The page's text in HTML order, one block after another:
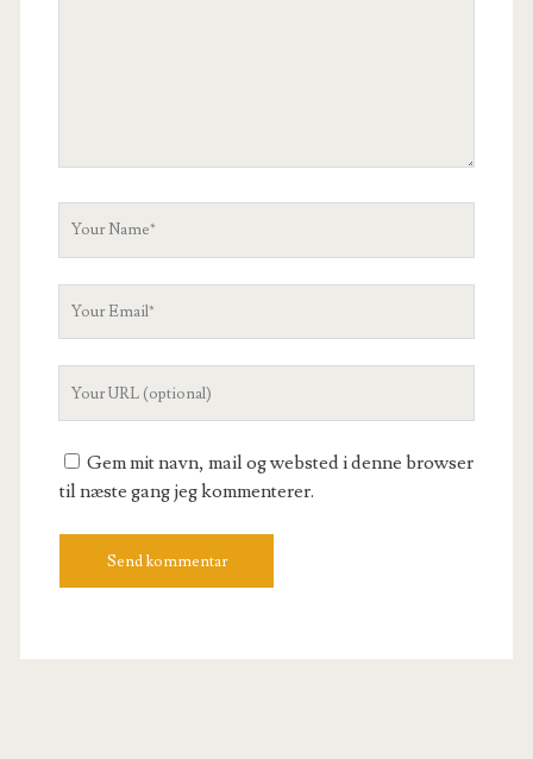
Gem mit navn, mail og websted i denne browser
til næste gang jeg kommenterer.